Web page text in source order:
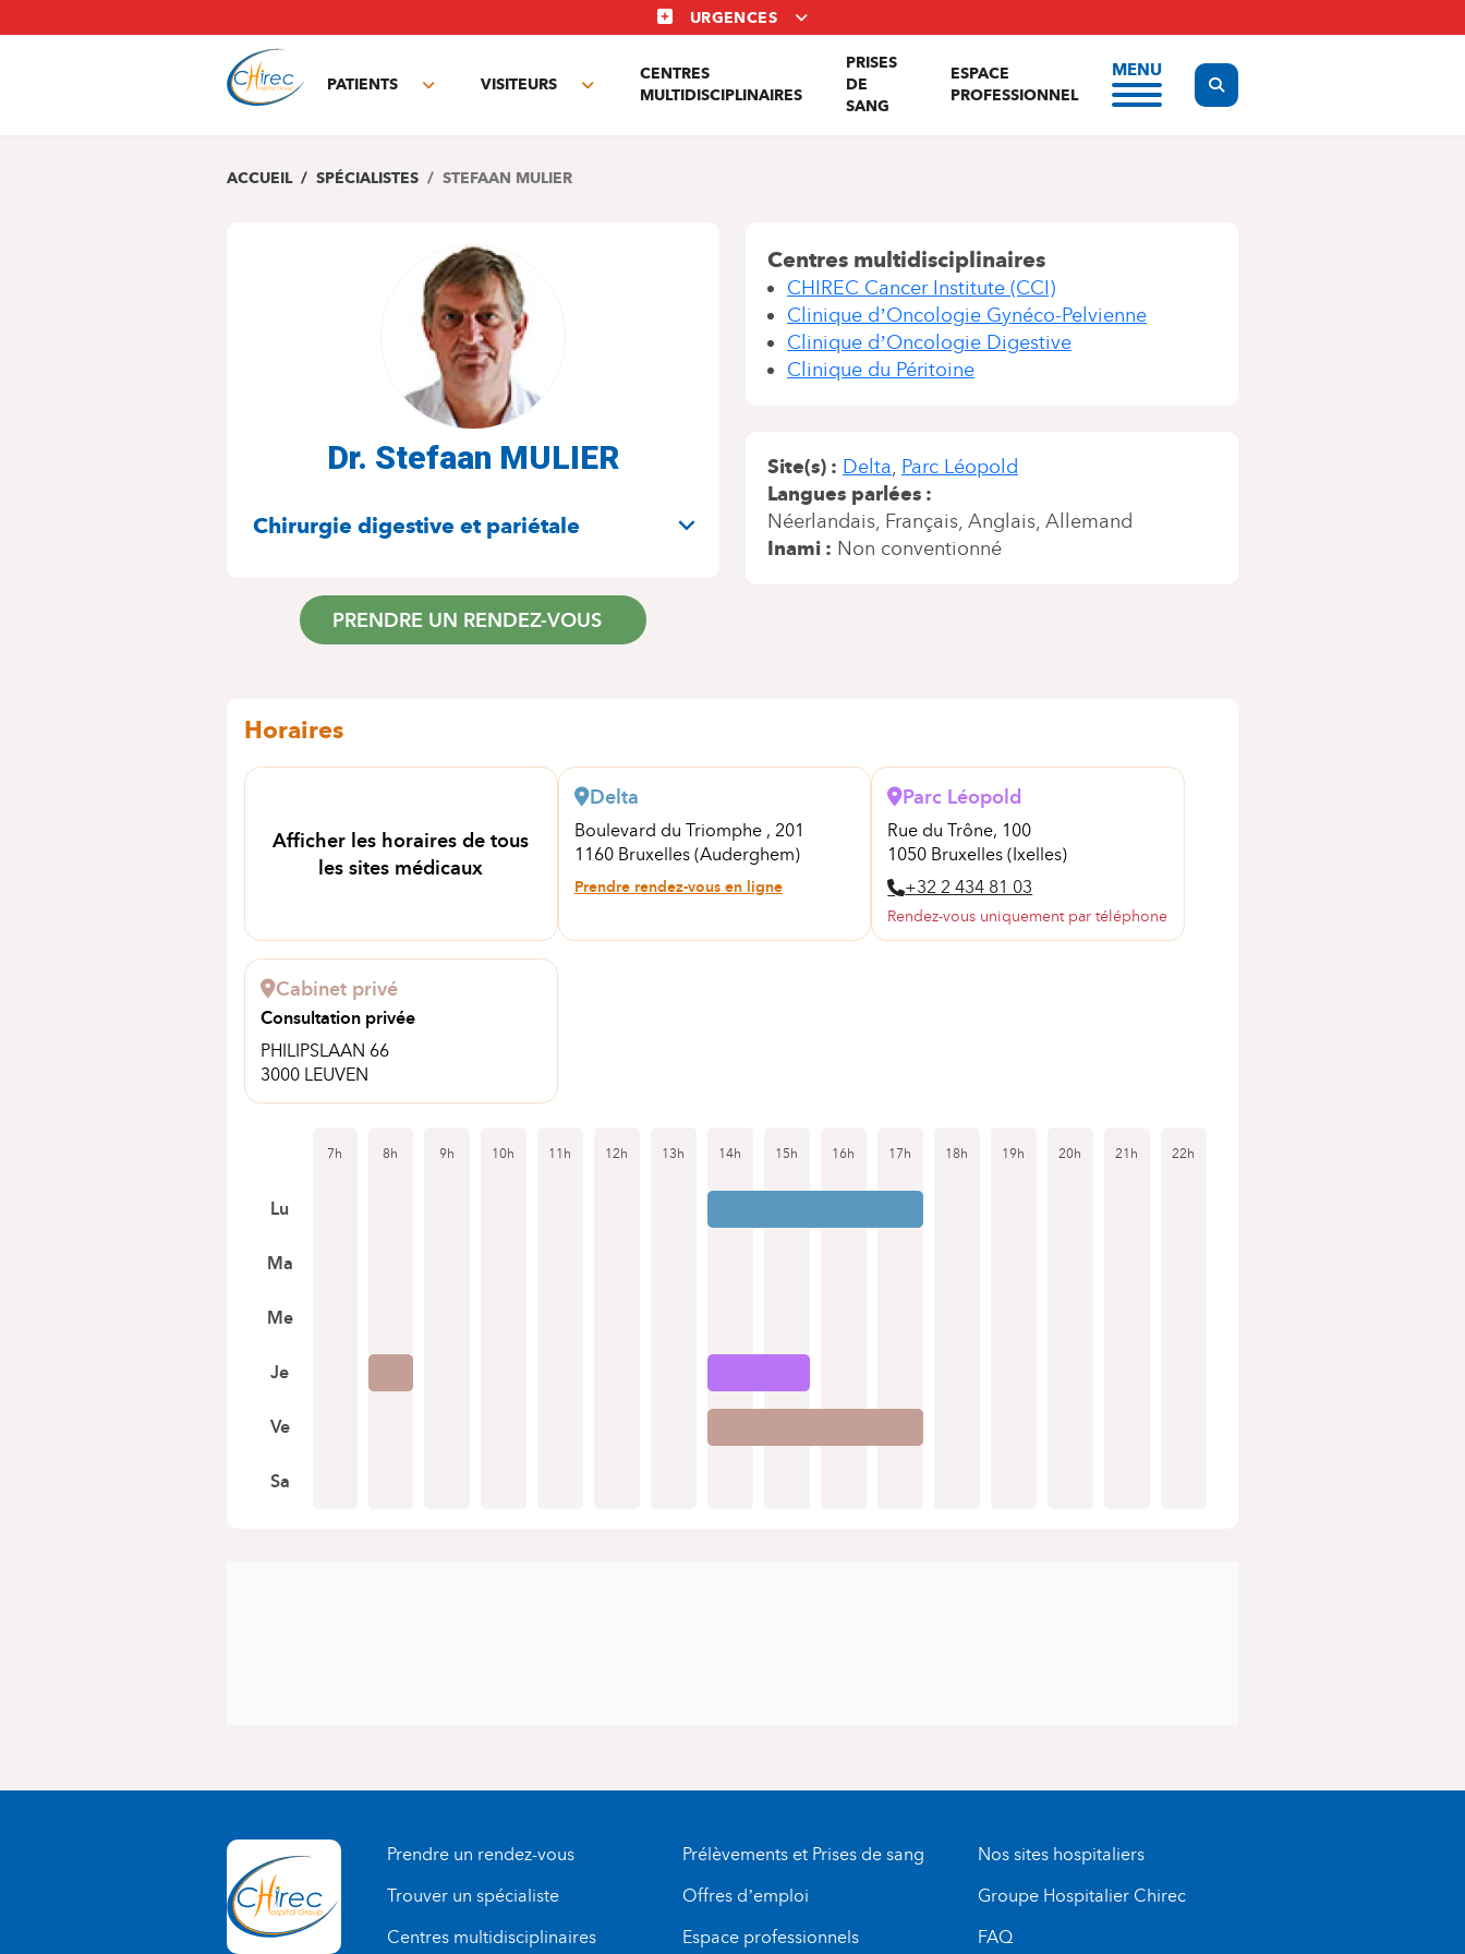
au
URGENCES
PATIENTS
Toggle
VISITEURS
Toggle
CENTRES
MULTIDISCIPLINAIRES
PRISES
DE
SANG
ESPACE
PROFESSIONNEL
MENU
Display the search form
ACCUEIL SPÉCIALISTES STEFAAN MULIER
Dr. Stefaan MULIER
SPÉCIALITÉS
Chirurgie digestive et pariétale
PRENDRE UN RENDEZ-VOUS
Centres multidisciplinaires
CHIREC Cancer Institute (CCI)
Clinique d’Oncologie Gynéco-Pelvienne
Clinique d’Oncologie Digestive
Clinique du Péritoine
Site(s) Delta Parc Léopold
Langues parlées
Néerlandais Français Anglais Allemand
Inami
Non conventionné
Horaires
Afficher les horaires de tous
les sites médicaux
Delta
Boulevard du Triomphe , 201
1160 Bruxelles (Auderghem)
Prendre rendez-vous en ligne
Parc Léopold
Rue du Trône, 100
1050 Bruxelles (Ixelles)
+32 2 434 81 03
Rendez-vous uniquement par téléphone
Cabinet privé
Consultation privée
PHILIPSLAAN 66
3000 LEUVEN
7h 8h 9h 10h 11h 12h 13h 14h 15h 16h 17h 18h 19h 20h 21h 22h
Lu
Ma
Me
Je
Ve
Sa
Prendre un rendez-vous
Trouver un spécialiste
Centres multidisciplinaires
Prélèvements et Prises de sang
Offres d’emploi
Espace professionnels
Nos sites hospitaliers
Groupe Hospitalier Chirec
FAQ